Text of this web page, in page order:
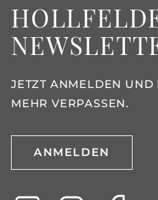
JETZT ANMELDEN UND
MEHR VERPASSEN.
ANMELDEN